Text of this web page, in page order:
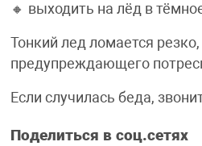
🔸 выходить на лёд в
Тонкий лед ломается резко,
предупреждающего
Если случилась беда,
Поделиться в соц.сетях